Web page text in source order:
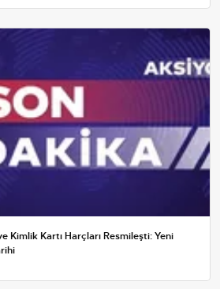
Kimlik Kartı Harçları Resmileşti: Yeni